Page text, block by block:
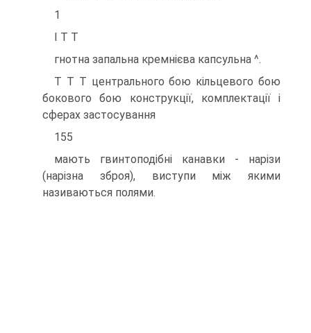
1
І Т Т
гнотна запальна кремнієва капсульна ^.
Т Т Т центрального бою кільцевого бою
бокового бою конструкції, комплектації і
сферах застосування
155
мають гвинтоподібні канавки - нарізи
(нарізна зброя), виступи між якими
називаються полями.